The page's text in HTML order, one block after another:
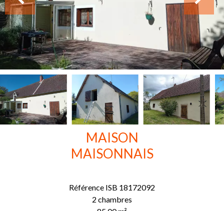
MAISON
MAISONNAIS
Référence ISB 18172092
2 chambres